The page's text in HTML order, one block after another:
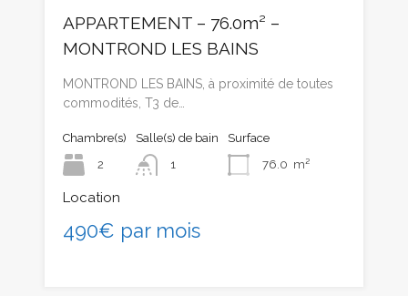
APPARTEMENT – 76.0m² –
MONTROND LES BAINS
MONTROND LES BAINS, à proximité de toutes
commodités, T3 de…
Chambre(s)
2
Salle(s) de bain
1
Surface
76.0 m²
Location
490€ par mois